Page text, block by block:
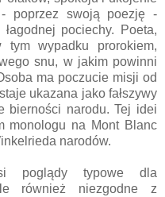
poprzez swoją poezję -
pociechy. Poeta,
wypadku prorokiem,
snu, w jakim powinni
ma poczucie misji od
ukazana jako fałszywy
bierności narodu. Tej idei
monologu na Mont Blanc
narodów.
poglądy typowe dla
również niezgodne z